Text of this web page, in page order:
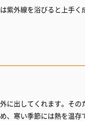
紫外線を浴びると上手
に出してくれます。そ
、寒い季節には熱を温存